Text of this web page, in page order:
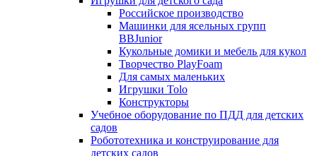
Российское производство
Машинки для ясельных групп
BBJunior
Кукольные домики и мебель для кукол
Творчество PlayFoam
Для самых маленьких
Игрушки Tolo
Конструкторы
Учебное оборудование по ПДД для детских
садов
Робототехника и конструирование для
детских садов